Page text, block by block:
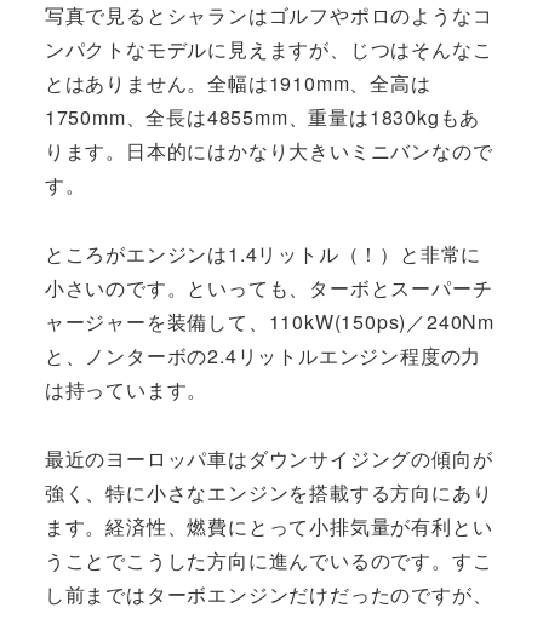
写真で見るとシャランはゴルフやポロのようなコ
ンパクトなモデルに見えますが、じつはそんなこ
とはありません。全幅は1910mm、全高は
1750mm、全長は4855mm、重量は1830kgもあ
ります。日本的にはかなり大きいミニバンなので
す。
ところがエンジンは1.4リットル（！）と非常に
小さいのです。といっても、ターボとスーパーチ
ャージャーを装備して、110kW(150ps)／240Nm
と、ノンターボの2.4リットルエンジン程度の力
は持っています。
最近のヨーロッパ車はダウンサイジングの傾向が
強く、特に小さなエンジンを搭載する方向にあり
ます。経済性、燃費にとって小排気量が有利とい
うことでこうした方向に進んでいるのです。すこ
し前まではターボエンジンだけだったのですが、